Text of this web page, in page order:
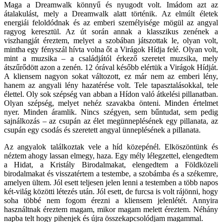
Maga a Dreamwalk könnyű és nyugodt volt. Imádom azt az
átalakulást, mely a Dreamwalk alatt történik. Az elmúlt életek
energiái feloldódnak és az emberi személyisége mögül az angyal
ragyog keresztül. Az út során annak a klasszikus zenének a
viszhangját éreztem, melyet a szobában játszottak le, olyan volt,
mintha egy fényszál hívta volna őt a Virágok Hídja felé. Olyan volt,
mint a muzsika – a családjától érkező szeretet muzsika, mely
átszűrődött azon a zenén. 12 órával később elértük a Virágok Hídját.
A kliensem nagyon sokat változott, ez már nem az emberi lény,
hanem az angyali lény hazatérése volt. Tele tapasztalásokkal, tele
élettel. Oly sok szépség van abban a Hídon való átkelési pillanatban.
Olyan szépség, melyet nehéz szavakba önteni. Minden értelmet
nyer. Minden áramlik. Nincs szégyen, sem bűntudat, sem pedig
sajnálkozás – az csupán az élet megünneplésének egy pillanata, az
csupán egy csodás és szeretett angyal ünneplésének a pillanata.
Az angyalok találkoztak vele a híd közepénél. Elköszöntünk és
néztem ahogy lassan elmegy, haza. Egy mély lélegzettel, elengedtem
a Hidat, a Kristály Birodalmakat, elengedtem a Földközeli
birodalmakat és visszatértem a testembe, a szobámba és a székemre,
amelyen ültem. Jól esett teljesen jelen lenni a testemben a több napos
két-világ közötti létezés után. Jól esett, de furcsa is volt rájönni, hogy
soha többé nem fogom érezni a kliensem jelenlétét. Annyira
használtnak éreztem magam, mikor magam melett éreztem. Néhány
napba telt hogy pihenjek és újra összekapcsolódjam magammal.